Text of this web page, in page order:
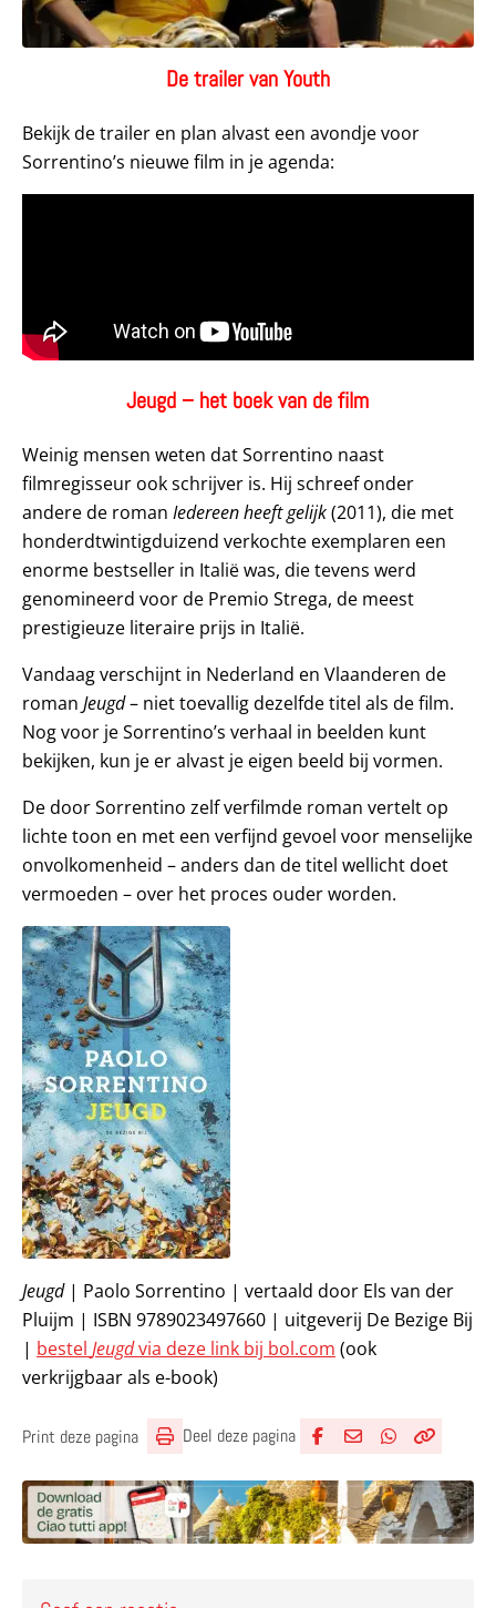
De trailer van Youth
Bekijk de trailer en plan alvast een avondje voor
Sorrentino’s nieuwe film in je agenda:
Jeugd – het boek van de film
Weinig mensen weten dat Sorrentino naast
filmregisseur ook schrijver is. Hij schreef onder
andere de roman Iedereen heeft gelijk(2011), die met
honderdtwintigduizend verkochte exemplaren een
enorme bestseller in Italië was, die tevens werd
genomineerd voor de Premio Strega, de meest
prestigieuze literaire prijs in Italië.
Vandaag verschijnt in Nederland en Vlaanderen de
roman Jeugd– niet toevallig dezelfde titel als de film.
Nog voor je Sorrentino’s verhaal in beelden kunt
bekijken, kun je er alvast je eigen beeld bij vormen.
De door Sorrentino zelf verfilmde roman vertelt op
lichte toon en met een verfijnd gevoel voor menselijke
onvolkomenheid – anders dan de titel wellicht doet
vermoeden – over het proces ouder worden.
Jeugd| Paolo Sorrentino | vertaald door Els van der
Pluijm | ISBN 9789023497660 | uitgeverij De Bezige Bij
| bestel Jeugdvia deze link bij bol.com (ook
verkrijgbaar als e-book)
Print deze pagina Deel deze pagina